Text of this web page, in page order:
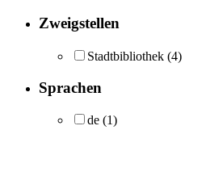
Zweigstellen
Stadtbibliothek (4)
Sprachen
de (1)